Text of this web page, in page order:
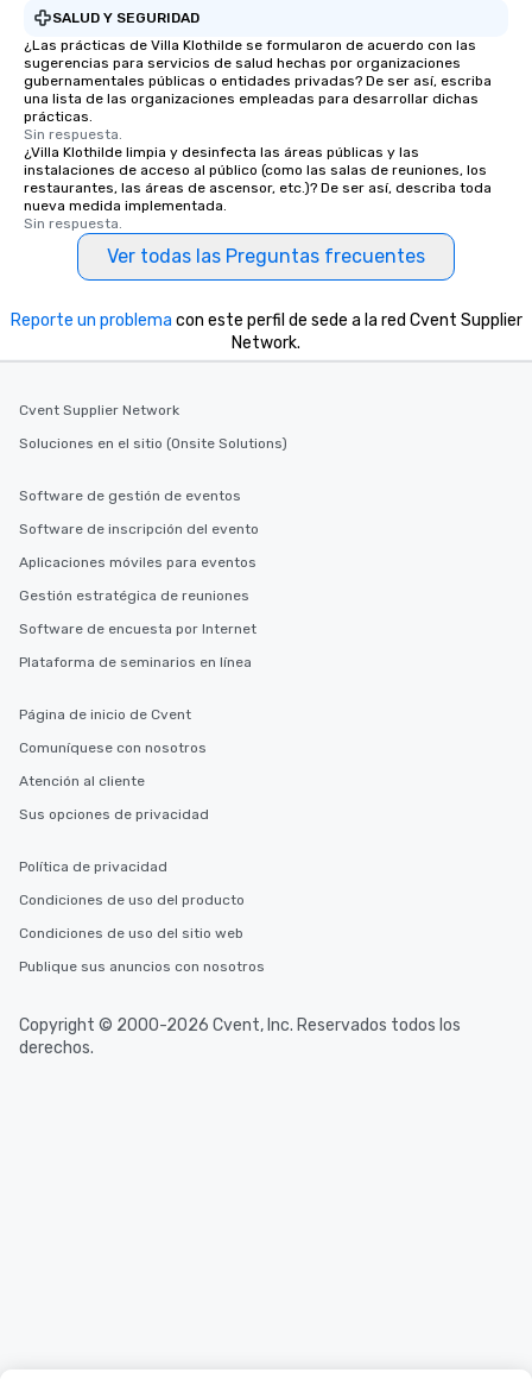
SALUD Y SEGURIDAD
¿Las prácticas de Villa Klothilde se formularon de acuerdo con las
sugerencias para servicios de salud hechas por organizaciones
gubernamentales públicas o entidades privadas? De ser así, escriba
una lista de las organizaciones empleadas para desarrollar dichas
prácticas.
Sin respuesta.
¿Villa Klothilde limpia y desinfecta las áreas públicas y las
instalaciones de acceso al público (como las salas de reuniones, los
restaurantes, las áreas de ascensor, etc.)? De ser así, describa toda
nueva medida implementada.
Sin respuesta.
Ver todas las Preguntas frecuentes
Reporte un problema con este perfil de sede a la red Cvent Supplier
Network.
Cvent Supplier Network
Soluciones en el sitio (Onsite Solutions)
Software de gestión de eventos
Software de inscripción del evento
Aplicaciones móviles para eventos
Gestión estratégica de reuniones
Software de encuesta por Internet
Plataforma de seminarios en línea
Página de inicio de Cvent
Comuníquese con nosotros
Atención al cliente
Sus opciones de privacidad
Política de privacidad
Condiciones de uso del producto
Condiciones de uso del sitio web
Publique sus anuncios con nosotros
Copyright © 2000-2026 Cvent, Inc. Reservados todos los
derechos.